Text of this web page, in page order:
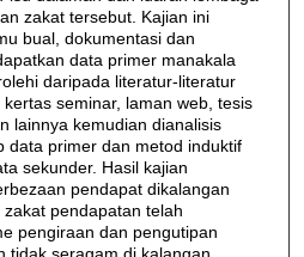
zakat tersebut. Kajian ini
bual, dokumentasi dan
data primer manakala
daripada literatur-literatur
seminar, laman web, tesis
lainnya kemudian dianalisis
data primer dan metod induktif
sekunder. Hasil kajian
pendapat dikalangan
pendapatan telah
pengiraan dan pengutipan
tidak seragam di kalangan